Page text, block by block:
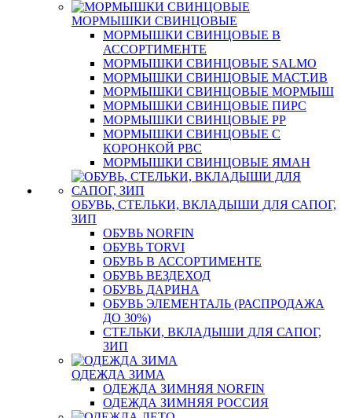
МОРМЫШКИ СВИНЦОВЫЕ
МОРМЫШКИ СВИНЦОВЫЕ В
АССОРТИМЕНТЕ
МОРМЫШКИ СВИНЦОВЫЕ SALMO
МОРМЫШКИ СВИНЦОВЫЕ МАСТ.ИВ
МОРМЫШКИ СВИНЦОВЫЕ МОРМЫШ
МОРМЫШКИ СВИНЦОВЫЕ ПИРС
МОРМЫШКИ СВИНЦОВЫЕ РР
МОРМЫШКИ СВИНЦОВЫЕ С
КОРОНКОЙ РВС
МОРМЫШКИ СВИНЦОВЫЕ ЯМАН
ОБУВЬ, СТЕЛЬКИ, ВКЛАДЫШИ ДЛЯ САПОГ,
ЗИП
ОБУВЬ NORFIN
ОБУВЬ TORVI
ОБУВЬ В АССОРТИМЕНТЕ
ОБУВЬ ВЕЗДЕХОД
ОБУВЬ ДАРИНА
ОБУВЬ ЭЛЕМЕНТАЛЬ (РАСПРОДАЖА
ДО 30%)
СТЕЛЬКИ, ВКЛАДЫШИ ДЛЯ САПОГ,
ЗИП
ОДЕЖДА ЗИМА
ОДЕЖДА ЗИМНЯЯ NORFIN
ОДЕЖДА ЗИМНЯЯ РОССИЯ